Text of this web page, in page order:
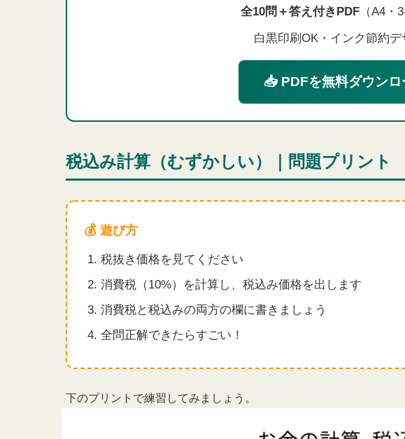
全10問＋答え付きPDF（A4・3
白黒印刷OK・インク節約デ
📥 PDFを無料ダウンロ
税込み計算（むずかしい）｜問題プリント
💰 遊び方
税抜き価格を見てください
消費税（10%）を計算し、税込み価格を出します
消費税と税込みの両方の欄に書きましょう
全問正解できたらすごい！
下のプリントで練習してみましょう。